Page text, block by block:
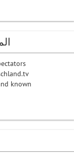
known